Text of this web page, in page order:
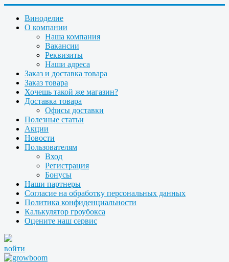
Виноделие
О компании
Наша компания
Вакансии
Реквизиты
Наши адреса
Заказ и доставка товара
Заказ товара
Хочешь такой же магазин?
Доставка товара
Офисы доставки
Полезные статьи
Акции
Новости
Пользователям
Вход
Регистрация
Бонусы
Наши партнеры
Согласие на обработку персональных данных
Политика конфиденциальности
Калькулятор гроубокса
Оцените наш сервис
войти